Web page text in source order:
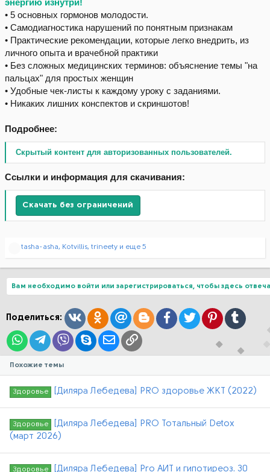
энергию изнутри!
• 5 основных гормонов молодости.
• Самодиагностика нарушений по понятным признакам
• Практические рекомендации, которые легко внедрить, из
личного опыта и врачебной практики
• Без сложных медицинских терминов: объяснение темы "на
пальцах" для простых женщин
• Удобные чек-листы к каждому уроку с заданиями.
• Никаких лишних конспектов и скриншотов!
Подробнее:
Скрытый контент для авторизованных пользователей.
Ссылки и информация для скачивания:
Скачать без ограничений
Р
ц
и
:
tasha-asha, Kotvillis, trineety и еще 5
Вам необходимо войти или зарегистрироваться, чтобы здесь
Поделиться: ВконтактеОдноклассники
Mail.ruBloggerFacebook
TwitterPinterestTumblr
WhatsAppTelegram
ViberSkypeЭлектронная почта
Ссылка
Похожие темы
Здоровье [Диляра Лебедева] PRO здоровье ЖКТ (2022)
Здоровье
[Диляра Лебедева] PRO Тотальный Detox
(март 2026)
Здоровье
[Диляра Лебедева] Pro АИТ и гипотиреоз. 30